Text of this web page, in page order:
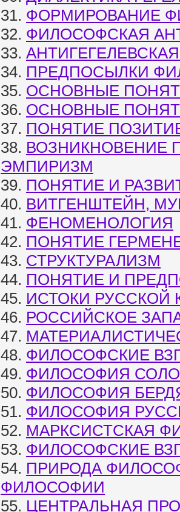
31. ФОРМИРОВАНИЕ
32. ФИЛОСОФСКАЯ
33.
34. ПРЕДПОСЫЛКИ
35. ОСНОВНЫЕ
36. ОСНОВНЫЕ
37. ПОНЯТИЕ
38. ВОЗНИКНОВЕНИЕ
ЭМПИРИЗМ
39. ПОНЯТИЕ И
40. ВИТГЕНШТЕЙН,
41. ФЕНОМЕНОЛОГИЯ
42. ПОНЯТИЕ
43. СТРУКТУРАЛИЗМ
44. ПОНЯТИЕ И
45. ИСТОКИ РУССКОЙ
46. РОССИЙСКОЕ
47.
48. ФИЛОСОФСКИЕ
49. ФИЛОСОФИЯ
50. ФИЛОСОФИЯ
51. ФИЛОСОФИЯ
52. МАРКСИСТСКАЯ
53. ФИЛОСОФСКИЕ
54. ПРИРОДА
ФИЛОСОФИИ
55. ЦЕНТРАЛЬНАЯ